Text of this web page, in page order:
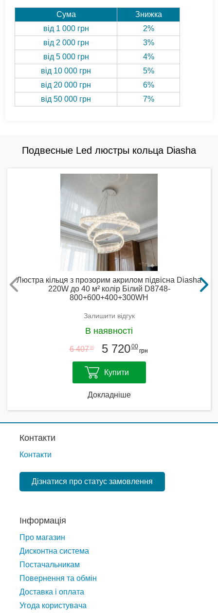
Сума
Знижка
від 1 000 грн
2%
від 2 000 грн
3%
від 5 000 грн
4%
від 10 000 грн
5%
від 20 000 грн
6%
від 50 000 грн
7%
Подвесные Led люстры кольца Diasha
Люстра кільця з прозорим акрилом підвісна Diasha
220W до 40 м² колір Білий D8748-
800+600+400+300WH
Залишити відгук
В наявності
6 407 00 5 72000
грн
Купити
Докладніше
Контакти
Контакти
Дізнатися про статус замовлення
Інформація
Про магазин
Дисконтна система
Постачальникам
Повернення та обмін
Доставка і оплата
Угода користувача